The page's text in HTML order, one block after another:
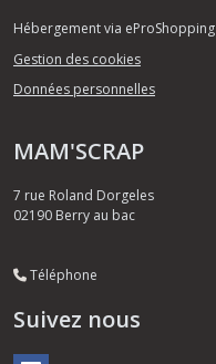
Hébergement via eProShopping
Gestion des cookies
Données personnelles
MAM'SCRAP
7 rue Roland Dorgeles
02190 Berry au bac
Téléphone
Suivez nous